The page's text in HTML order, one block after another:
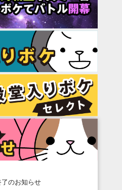
のお知らせ